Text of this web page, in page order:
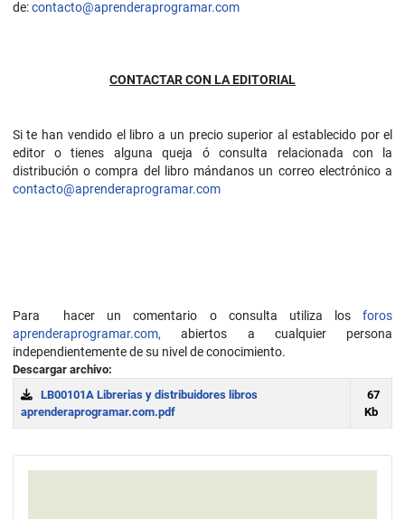
de:contacto@aprenderaprogramar.com
CONTACTAR CON LA EDITORIAL
Si te han vendido el libro a un precio superior al establecido por el
editor o tienes alguna queja ó consulta relacionada con la
distribución o compra del libro mándanos un correo electrónico a
contacto@aprenderaprogramar.com
Para hacer un comentario o consulta utiliza losforos
aprenderaprogramar.com, abiertos a cualquier persona
independientemente de su nivel de conocimiento.
Descargar archivo:
LB00101A Librerias y distribuidores libros
aprenderaprogramar.com.pdf
67
Kb